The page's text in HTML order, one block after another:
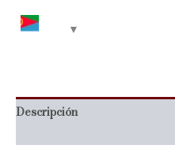
Descripción